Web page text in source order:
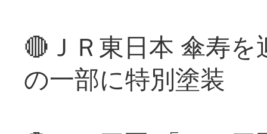
🔴ＪＲ東日本 傘寿
の一部に特別塗装